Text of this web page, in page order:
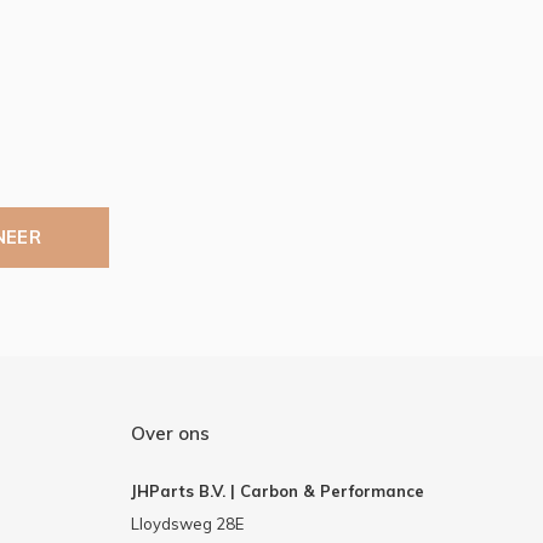
Over ons
JHParts B.V. | Carbon & Performance
Lloydsweg 28E